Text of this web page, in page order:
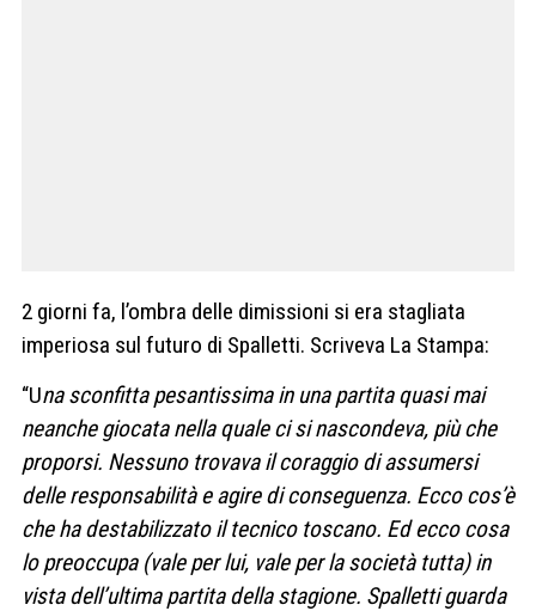
2 giorni fa, l’ombra delle dimissioni si era stagliata
imperiosa sul futuro di Spalletti. Scriveva La Stampa:
“Una sconfitta pesantissima in una partita quasi mai
neanche giocata nella quale ci si nascondeva, più che
proporsi. Nessuno trovava il coraggiodi assumersi
delle responsabilità e agire di conseguenza. Ecco cos’è
che ha destabilizzato il tecnico toscano. Ed ecco cosa
lo preoccupa (vale per lui, vale per la società tutta) in
vista dell’ultima partita della stagione. Spalletti guarda